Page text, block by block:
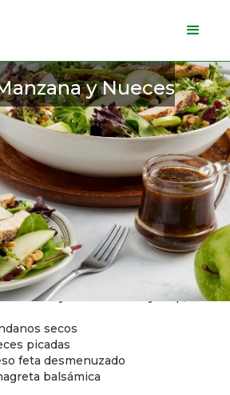
y Nueces
mixtas
Granny Smith o Honeycrisp, en
secos
picadas
feta desmenuzado
balsámica